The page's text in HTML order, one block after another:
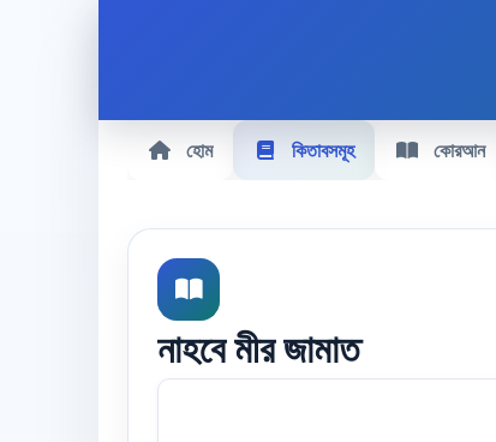
হোম কিতাবসমূহ কোরআন
নাহবে মীর জামাত